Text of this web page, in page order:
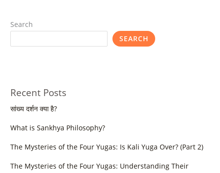
Search
SEARCH
Recent Posts
सांख्य दर्शन क्या है?
What is Sankhya Philosophy?
The Mysteries of the Four Yugas: Is Kali Yuga Over? (Part 2)
The Mysteries of the Four Yugas: Understanding Their